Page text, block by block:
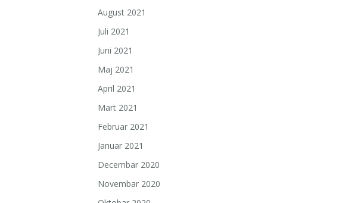
August 2021
Juli 2021
Juni 2021
Maj 2021
April 2021
Mart 2021
Februar 2021
Januar 2021
Decembar 2020
Novembar 2020